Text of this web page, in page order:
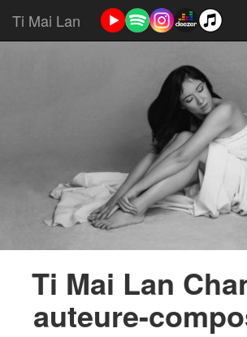
Ti Mai Lan
Ti Mai Lan
auteure-